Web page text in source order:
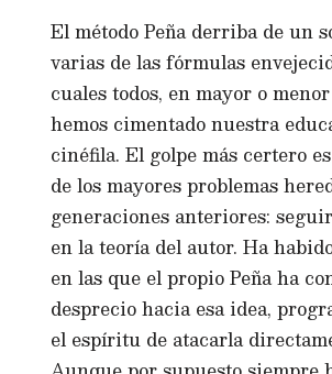
El método Peña derriba de un
varias de las fórmulas
cuales todos, en mayor o
hemos cimentado nuestra
cinéfila. El golpe más certero
de los mayores problemas
generaciones anteriores:
en la teoría del autor. Ha
en las que el propio Peña ha
desprecio hacia esa idea,
el espíritu de atacarla